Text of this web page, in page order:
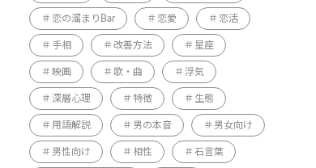
恋の溜まりBar 恋愛 恋活
手相 改善方法 星座
映画 歌・曲 浮気
深層心理 特徴 生態
用語解説 男の本音 男女向け
男性向け 相性 石言葉